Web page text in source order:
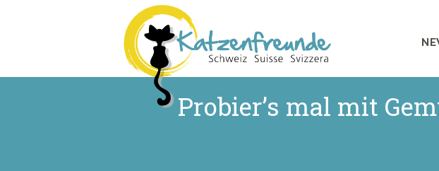
Probier’s mal mit